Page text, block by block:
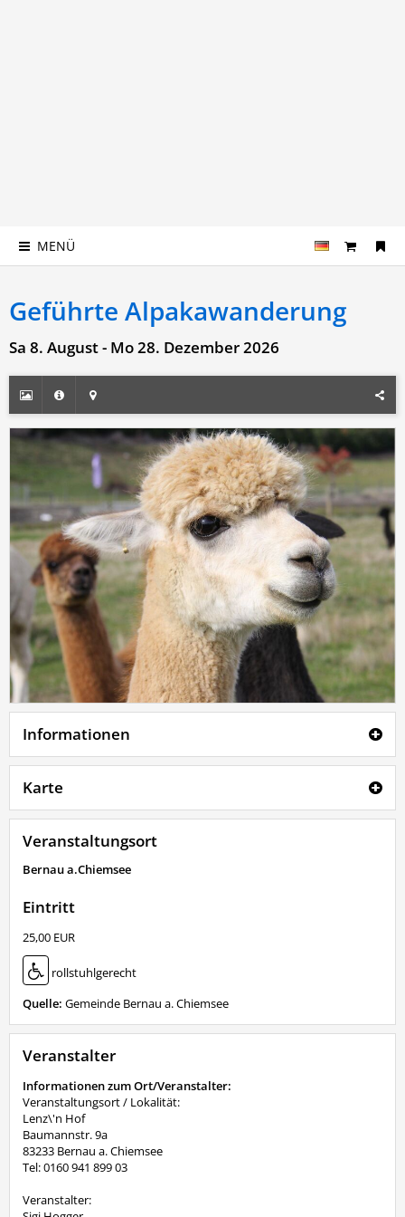
MENÜ
Geführte Alpakawanderung
Sa 8. August - Mo 28. Dezember 2026
Informationen
Karte
Veranstaltungsort
Bernau a.Chiemsee
Eintritt
25,00 EUR
rollstuhlgerecht
Quelle: Gemeinde Bernau a. Chiemsee
Veranstalter
Informationen zum Ort/Veranstalter:
Veranstaltungsort / Lokalität:
Lenz\'n Hof
Baumannstr. 9a
83233 Bernau a. Chiemsee
Tel: 0160 941 899 03
Veranstalter: